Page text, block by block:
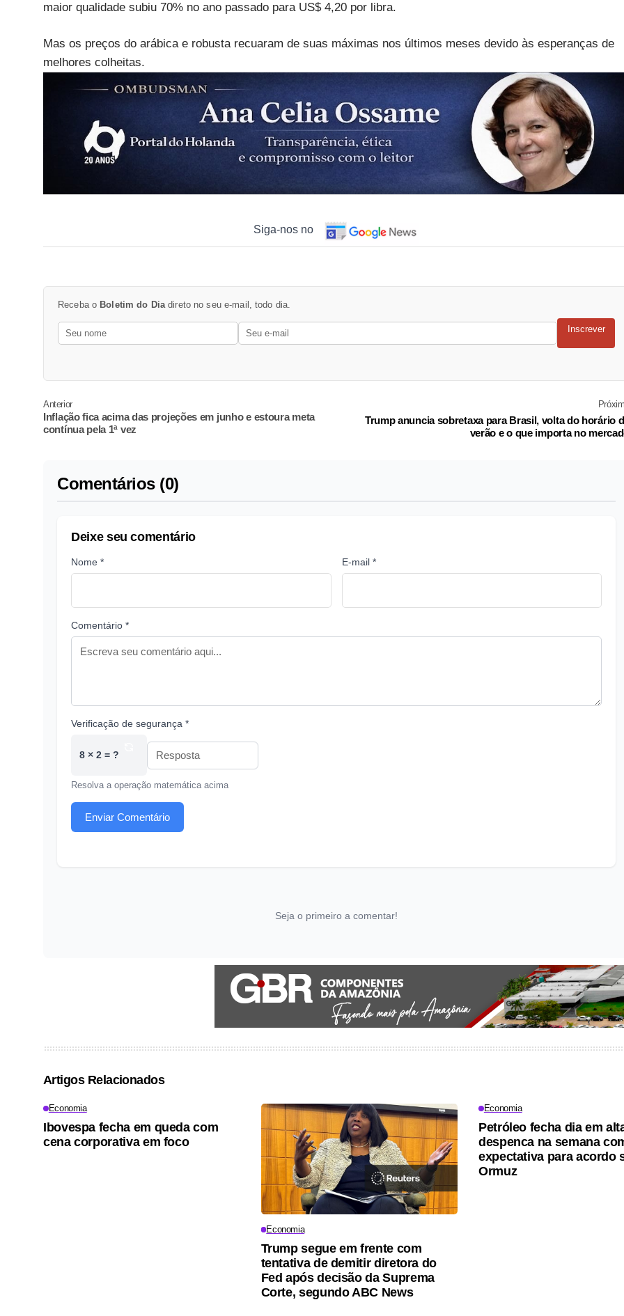
maior qualidade subiu 70% no ano passado para US$ 4,20 por libra.
Mas os preços do arábica e robusta recuaram de suas máximas nos últimos meses devido às esperanças de
melhores colheitas.
Siga-nos no
Receba o Boletim do Diadireto no seu e-mail, todo dia.
Inscrever
Anterior
Inflação fica acima das projeções em junho e estoura meta
contínua pela 1ª vez
Trump anuncia sobretaxa para Brasil, volta do horário
verão e o que importa no
Comentários (0)
Deixe seu comentário
Nome * E-mail *
Comentário *
Verificação de segurança *
8 × 2 = ?
Resolva a operação matemática acima
Enviar Comentário
Seja o primeiro a comentar!
Artigos Relacionados
Economia
Ibovespa fecha em queda com
cena corporativa em foco
Economia
Trump segue em frente com
tentativa de demitir diretora do
Fed após decisão da Suprema
Corte, segundo ABC News
Economia
Petróleo fecha dia em
despenca na semana
expectativa para acordo
Ormuz